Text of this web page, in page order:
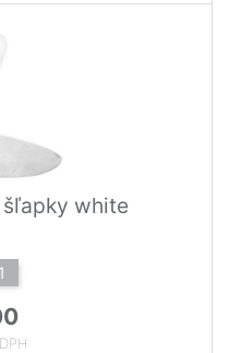
white
1